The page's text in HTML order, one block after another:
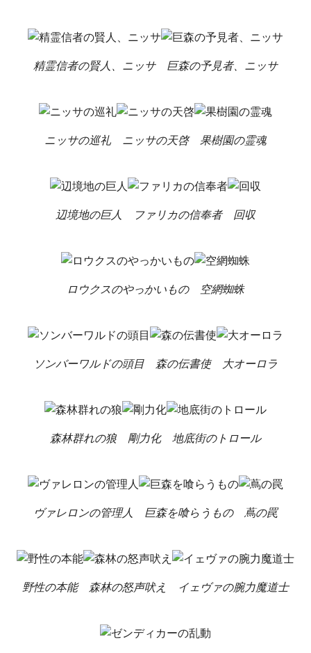
精霊信者の賢人、ニッサ 巨森の予見者、ニッサ
ニッサの巡礼 ニッサの天啓 果樹園の霊魂
辺境地の巨人 ファリカの信奉者 回収
ロウクスのやっかいもの 空網蜘蛛
ソンバーワルドの頭目 森の伝書使 大オーロラ
森林群れの狼 剛力化 地底街のトロール
ヴァレロンの管理人 巨森を喰らうもの 蔦の罠
野性の本能 森林の怒声吠え イェヴァの腕力魔道士